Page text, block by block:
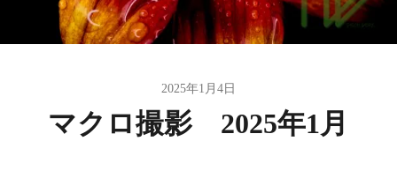
2025年1月4日
マクロ撮影 2025年1月